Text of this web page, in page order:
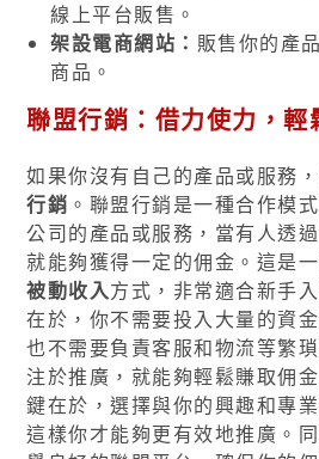
線上平台販售。
架設電商網站： 販售你的產
商品。
聯盟行銷：借力使力，輕
如果你沒有自己的產品或服務
行銷 。聯盟行銷是一種合作模
公司的產品或服務，當有人透
就能夠獲得一定的佣金。這是
被動收入方式，非常適合新手
在於，你不需要投入大量的資
也不需要負責客服和物流等繁
注於推廣，就能夠輕鬆賺取佣
鍵在於，選擇與你的興趣和專
這樣你才能夠更有效地推廣。